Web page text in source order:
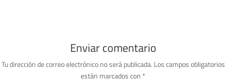
Enviar comentario
Tu dirección de correo electrónico no será publicada. Los campos obligatorios
están marcados con *